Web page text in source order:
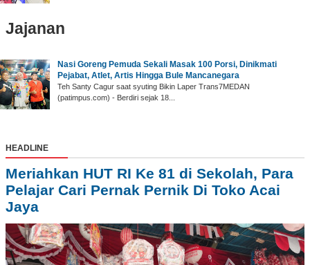
Jajanan
Nasi Goreng Pemuda Sekali Masak 100 Porsi, Dinikmati
Pejabat, Atlet, Artis Hingga Bule Mancanegara
Teh Santy Cagur saat syuting Bikin Laper Trans7MEDAN
(patimpus.com) - Berdiri sejak 18...
HEADLINE
Meriahkan HUT RI Ke 81 di Sekolah, Para
Pelajar Cari Pernak Pernik Di Toko Acai
Jaya